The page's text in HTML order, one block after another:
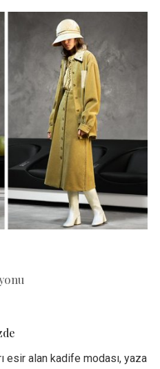
esir alan kadife modası, yaza